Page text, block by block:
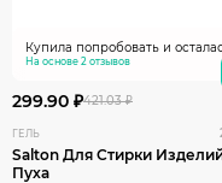
Купила попробовать и
довольна. Стирала длинный
пуховик, который уже
уставшим после зимы. После
стирки пуховик стал заметно
чище, пух распределился
равномерно, маленьких
не осталось. Теперь постоянно
буду им стирать
На основе 2 отзывов
299.90 ₽421.03 ₽
ГЕЛЬ
Salton Для Стирки
Пуха